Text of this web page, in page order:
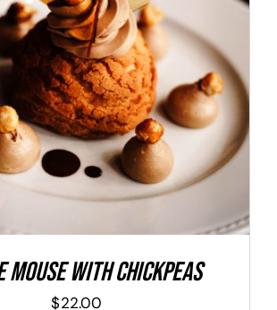
ADD TO CART / DETALLES
Mouse With Chickpeas
$22.00